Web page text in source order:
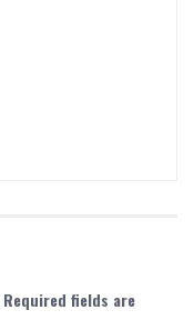
Required fields are